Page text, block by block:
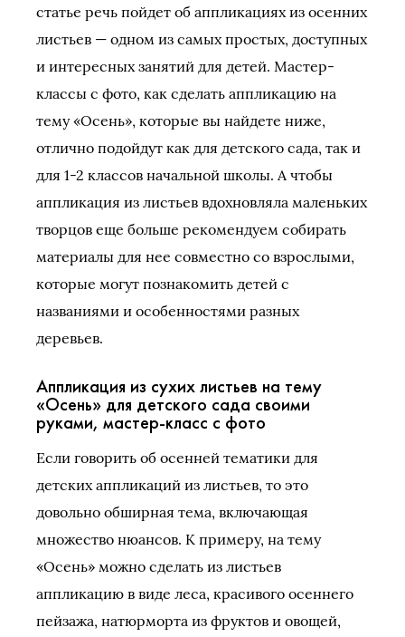
статье речь пойдет об аппликациях из осенних
листьев — одном из самых простых, доступных
и интересных занятий для детей. Мастер-
классы с фото, как сделать аппликацию на
тему «Осень», которые вы найдете ниже,
отлично подойдут как для детского сада, так и
для 1-2 классов начальной школы. А чтобы
аппликация из листьев вдохновляла маленьких
творцов еще больше рекомендуем собирать
материалы для нее совместно со взрослыми,
которые могут познакомить детей с
названиями и особенностями разных
деревьев.
Аппликация из сухих листьев на тему
«Осень» для детского сада своими
руками, мастер-класс с фото
Если говорить об осенней тематики для
детских аппликаций из листьев, то это
довольно обширная тема, включающая
множество нюансов. К примеру, на тему
«Осень» можно сделать из листьев
аппликацию в виде леса, красивого осеннего
пейзажа, натюрморта из фруктов и овощей,